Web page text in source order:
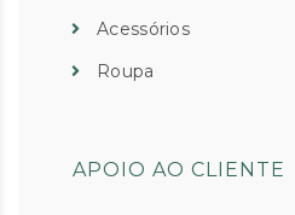
Acessórios
Roupa
APOIO AO CLIENTE